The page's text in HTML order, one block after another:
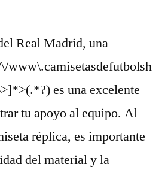
Real Madrid, una
www\.camisetasdefutbolsh
es una excelente
tu apoyo al equipo. Al
réplica, es importante
del material y la